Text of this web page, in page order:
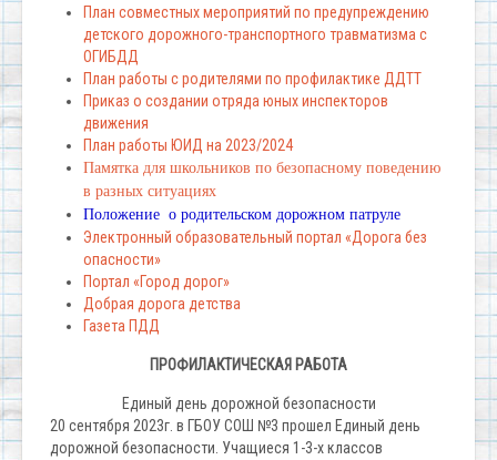
План совместных мероприятий по предупреждению
детского дорожного-транспортного травматизма с
ОГИБДД
План работы с родителями по профилактике ДДТТ
Приказ о создании отряда юных инспекторов
движения
План работы ЮИД на 2023/2024
Памятка для школьников по безопасному поведению
в разных ситуациях
Положение о родительском дорожном патруле
Электронный образовательный портал «Дорога без
опасности»
Портал «Город дорог»
Добрая дорога детства
Газета ПДД
ПРОФИЛАКТИЧЕСКАЯ РАБОТА
Единый день дорожной безопасности
20 сентября 2023г. в ГБОУ СОШ №3 прошел Единый день
дорожной безопасности. Учащиеся 1-3-х классов